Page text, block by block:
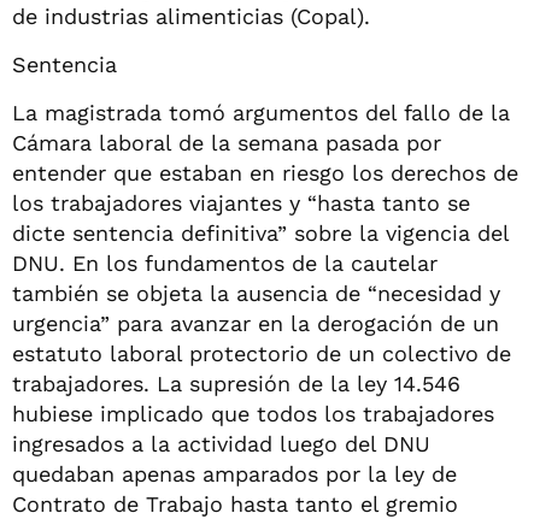
de industrias alimenticias (Copal).
Sentencia
La magistrada tomó argumentos del fallo de la
Cámara laboral de la semana pasada por
entender que estaban en riesgo los derechos de
los trabajadores viajantes y “hasta tanto se
dicte sentencia definitiva” sobre la vigencia del
DNU. En los fundamentos de la cautelar
también se objeta la ausencia de “necesidad y
urgencia” para avanzar en la derogación de un
estatuto laboral protectorio de un colectivo de
trabajadores. La supresión de la ley 14.546
hubiese implicado que todos los trabajadores
ingresados a la actividad luego del DNU
quedaban apenas amparados por la ley de
Contrato de Trabajo hasta tanto el gremio